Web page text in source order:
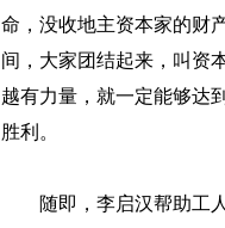
命，没收地主资本家的财
间，大家团结起来，叫资
越有力量，就一定能够达
胜利。
随即，李启汉帮助工人